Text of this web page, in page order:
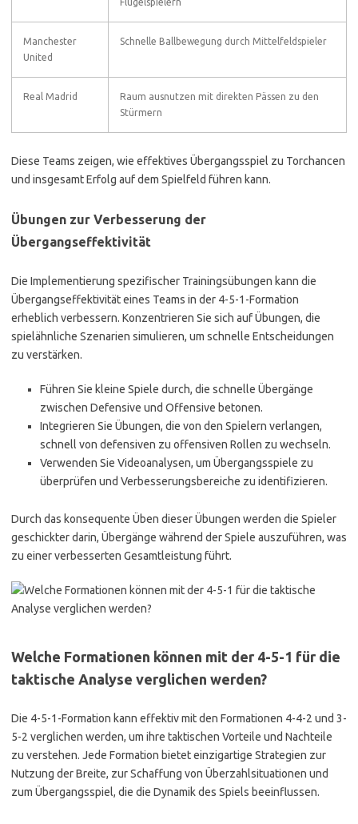
Manchester
United
Schnelle Ballbewegung durch Mittelfeldspieler
Real Madrid
Raum ausnutzen mit direkten Pässen zu den
Stürmern
Diese Teams zeigen, wie effektives Übergangsspiel zu Torchancen
und insgesamt Erfolg auf dem Spielfeld führen kann.
Übungen zur Verbesserung der
Übergangseffektivität
Die Implementierung spezifischer Trainingsübungen kann die
Übergangseffektivität eines Teams in der 4-5-1-Formation
erheblich verbessern. Konzentrieren Sie sich auf Übungen, die
spielähnliche Szenarien simulieren, um schnelle Entscheidungen
zu verstärken.
Führen Sie kleine Spiele durch, die schnelle Übergänge
zwischen Defensive und Offensive betonen.
Integrieren Sie Übungen, die von den Spielern verlangen,
schnell von defensiven zu offensiven Rollen zu wechseln.
Verwenden Sie Videoanalysen, um Übergangsspiele zu
überprüfen und Verbesserungsbereiche zu identifizieren.
Durch das konsequente Üben dieser Übungen werden die Spieler
geschickter darin, Übergänge während der Spiele auszuführen, was
zu einer verbesserten Gesamtleistung führt.
Welche Formationen können mit der 4-5-1 für die
taktische Analyse verglichen werden?
Die 4-5-1-Formation kann effektiv mit den Formationen 4-4-2 und 3-
5-2 verglichen werden, um ihre taktischen Vorteile und Nachteile
zu verstehen. Jede Formation bietet einzigartige Strategien zur
Nutzung der Breite, zur Schaffung von Überzahlsituationen und
zum Übergangsspiel, die die Dynamik des Spiels beeinflussen.